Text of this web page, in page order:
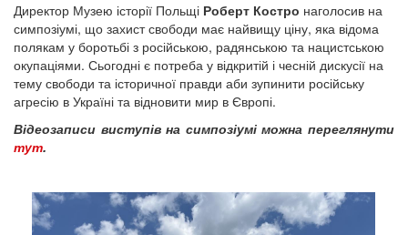
Директор Музею історії Польщі Роберт Костро наголосив на
симпозіумі, що захист свободи має найвищу ціну, яка відома
полякам у боротьбі з російською, радянською та нацистською
окупаціями. Сьогодні є потреба у відкритій і чесній дискусії на
тему свободи та історичної правди аби зупинити російську
агресію в Україні та відновити мир в Європі.
Відеозаписи виступів на симпозіумі можна переглянути
тут.